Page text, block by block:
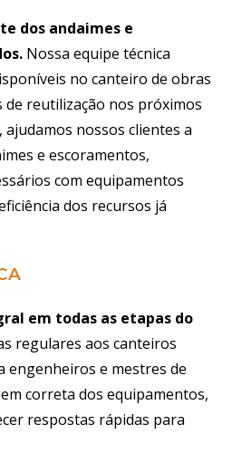
dos andaimes e
Nossa equipe técnica
no canteiro de obras
reutilização nos próximos
nossos clientes a
e escoramentos,
com equipamentos
dos recursos já
em todas as etapas do
regulares aos canteiros
engenheiros e mestres de
correta dos equipamentos,
respostas rápidas para